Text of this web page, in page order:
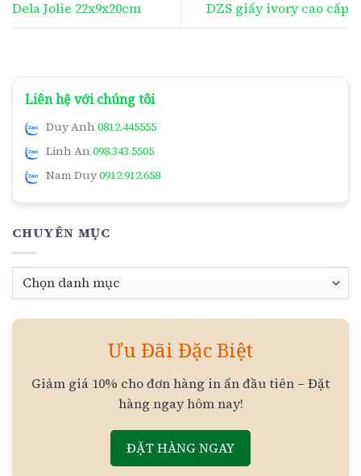
Dela Jolie 22x9x20cm
DZS giấy ivory cao cấp
Liên hệ với chúng tôi
Duy Anh 0812.445555
Linh An 098.343.5505
Nam Duy0912.912.658
CHUYÊN MỤC
Chuyên
Ưu Đãi Đặc Biệt
Giảm giá 10% cho đơn hàng in ấn đầu tiên – Đặt
hàng ngay hôm nay!
ĐẶT HÀNG NGAY